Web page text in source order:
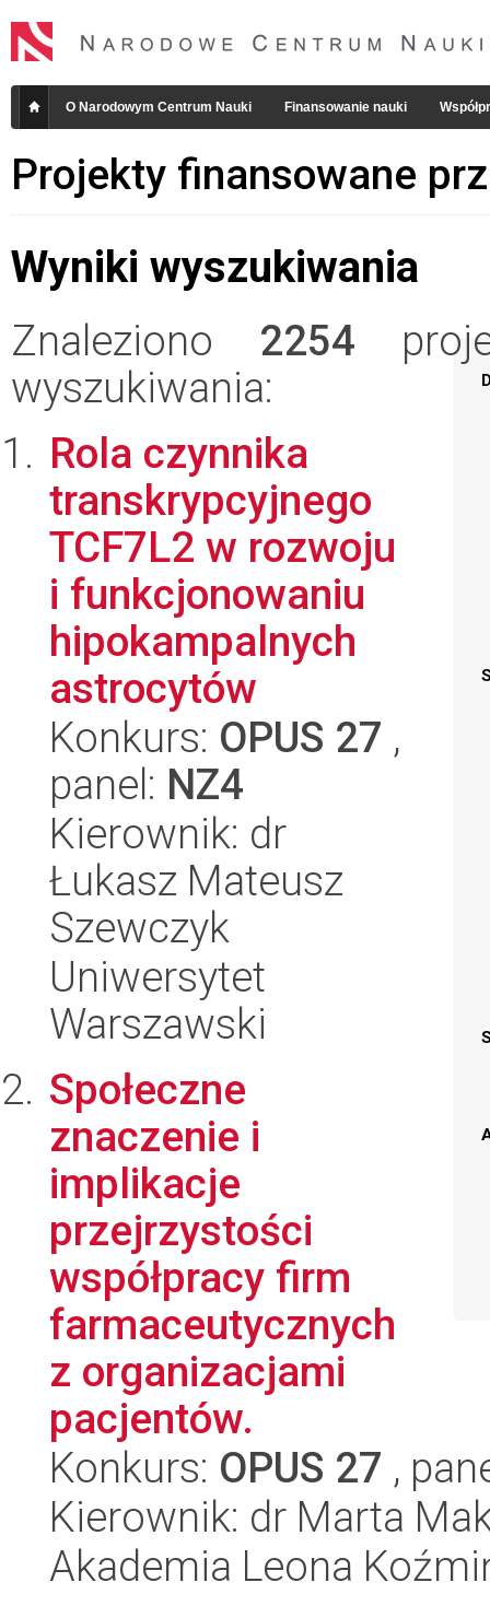
O Narodowym Centrum Nauki Finansowanie nauki
Projekty finansowane
Wyniki wyszukiwania
Znaleziono 2254
wyszukiwania:
Rola czynnika
transkrypcyjnego
TCF7L2 w rozwoju
i funkcjonowaniu
hipokampalnych
astrocytów
Konkurs: OPUS 27 ,
panel: NZ4
Kierownik: dr
Łukasz Mateusz
Szewczyk
Uniwersytet
Warszawski
Społeczne
znaczenie i
implikacje
przejrzystości
współpracy firm
farmaceutycznych
z organizacjami
pacjentów.
Konkurs: OPUS 27 ,
Kierownik: dr Marta
Akademia Leona